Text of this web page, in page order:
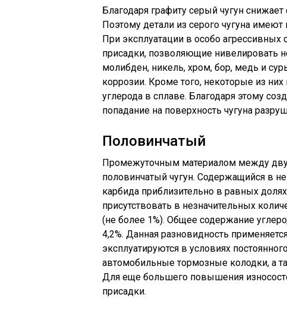
Благодаря графиту серый чугун
Поэтому детали из серого чугуна
При эксплуатации в особо
присадки, позволяющие нивелировать
молибден, никель, хром, бор, медь и
коррозии. Кроме того, некоторые из
углерода в сплаве. Благодаря этому
попадание на поверхность чугуна
Половинчатый
Промежуточным материалом между
половинчатый чугун. Содержащийся в
карбида приблизительно в равных
присутствовать в незначительных
(не более 1%). Общее содержание
4,2%. Данная разновидность
эксплуатируются в условиях
автомобильные тормозные колодки, а
Для еще большего повышения
присадки.